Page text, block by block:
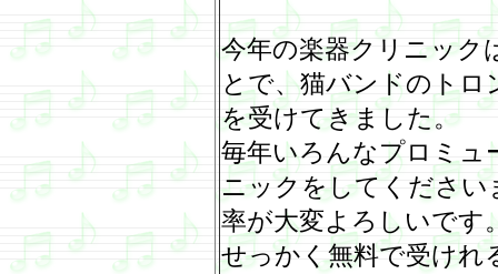
今年の楽器クリニック
とで、猫バンドのト
を受けてきました。
毎年いろんなプロミュ
ニックをしてください
率が大変よろしいです
せっかく無料で受けれ